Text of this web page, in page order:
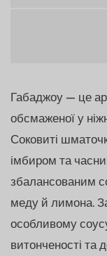
Габаджоу — це
обсмаженої у
Соковиті
імбиром та
збалансованим
меду й лимона.
особливому
витонченості та